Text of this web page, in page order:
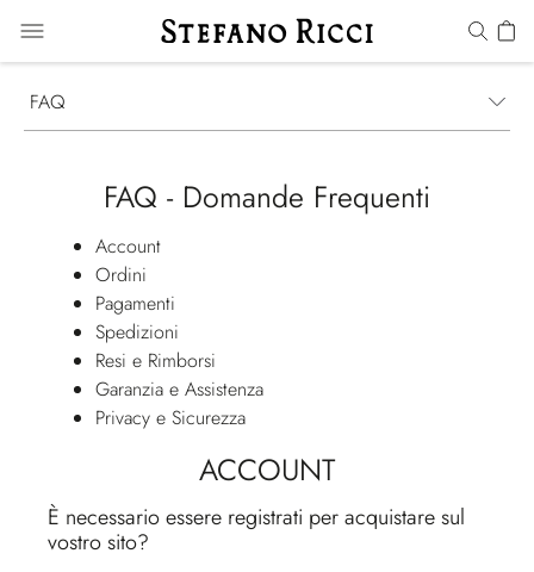
FAQ
FAQ - Domande Frequenti
Account
Ordini
Pagamenti
Spedizioni
Resi e Rimborsi
Garanzia e Assistenza
Privacy e Sicurezza
ACCOUNT
È necessario essere registrati per acquistare sul
vostro sito?